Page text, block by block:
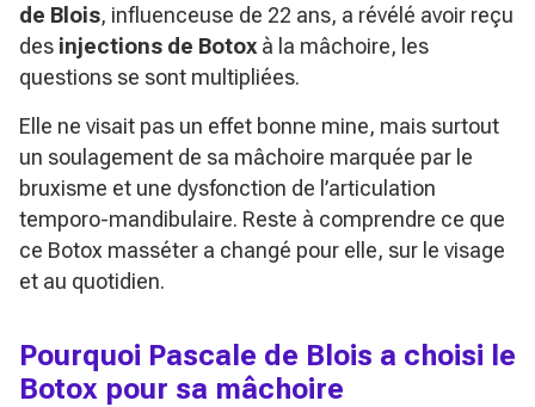
de Blois, influenceuse de 22 ans, a révélé avoir reçu
des injections de Botox à la mâchoire, les
questions se sont multipliées.
Elle ne visait pas un effet bonne mine, mais surtout
un soulagement de sa mâchoire marquée par le
bruxisme et une dysfonction de l’articulation
temporo-mandibulaire. Reste à comprendre ce que
ce Botox masséter a changé pour elle, sur le visage
et au quotidien.
Pourquoi Pascale de Blois a choisi le
Botox pour sa mâchoire